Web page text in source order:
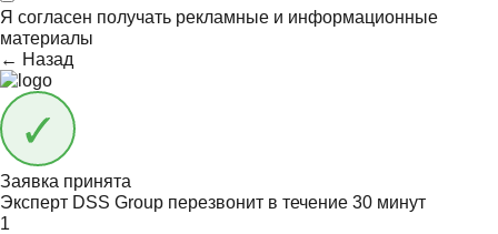
Я согласен получать рекламные и информационные
материалы
← Назад
Заявка принята
Эксперт DSS Group перезвонит в течение 30 минут
1